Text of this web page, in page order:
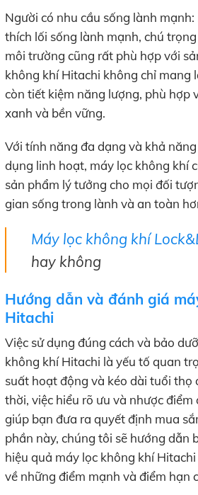
Người có nhu cầu sống lành
thích lối sống lành mạnh, chú
môi trường cũng rất phù hợp với
không khí Hitachi không chỉ mang
còn tiết kiệm năng lượng, phù hợp
xanh và bền vững.
Với tính năng đa dạng và khả
dụng linh hoạt, máy lọc không khí
sản phẩm lý tưởng cho mọi đối
gian sống trong lành và an toàn
Máy lọc không khí
hay không
Hướng dẫn và đánh giá
Hitachi
Việc sử dụng đúng cách và bảo
không khí Hitachi là yếu tố quan
suất hoạt động và kéo dài tuổi thọ
thời, việc hiểu rõ ưu và nhược điểm
giúp bạn đưa ra quyết định mua
phần này, chúng tôi sẽ hướng dẫn
hiệu quả máy lọc không khí
về những điểm mạnh và điểm hạn